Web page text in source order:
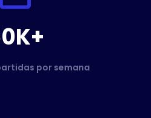
por semana